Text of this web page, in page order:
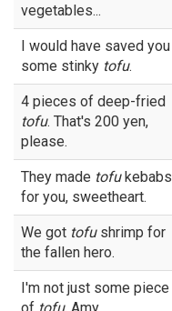
vegetables...
I would have saved you
some stinky tofu.
4 pieces of deep-fried
tofu. That's 200 yen,
please.
They made tofukebabs
for you, sweetheart.
We got tofushrimp for
the fallen hero.
I'm not just some piece